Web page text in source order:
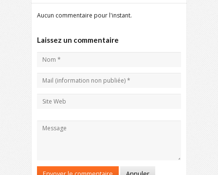
Aucun commentaire pour l'instant.
Laissez un commentaire